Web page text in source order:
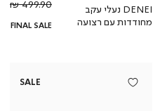
DENEI נעלי עקב
מחודדות עם רצועה
499.90 ₪
FINAL SALE
SALE